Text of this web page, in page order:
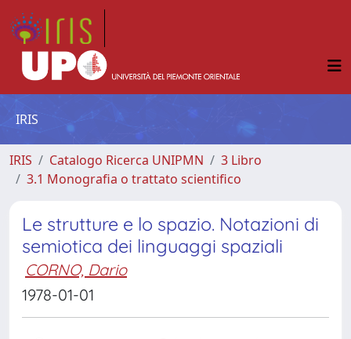
IRIS
IRIS Catalogo Ricerca UNIPMN
3 Libro
3.1 Monografia o trattato scientifico
Le strutture e lo spazio. Notazioni di
semiotica dei linguaggi spaziali
CORNO, Dario
1978-01-01